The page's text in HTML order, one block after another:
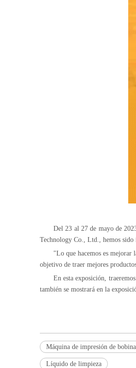
Del 23 al 27 de mayo de
Technology Co., Ltd., hemos sido
"Lo que hacemos es mejorar
objetivo de traer mejores
En esta exposición,
también se mostrará en la
Máquina de impresión de
Líquido de limpieza